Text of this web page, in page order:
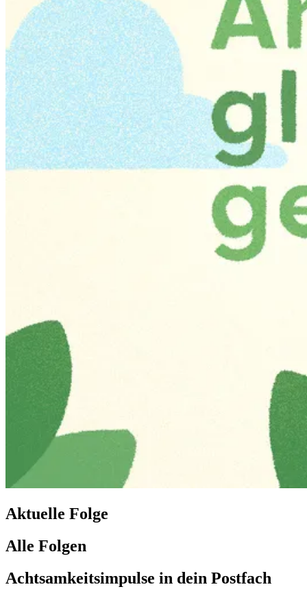
Aktuelle Folge
Alle Folgen
Achtsamkeitsimpulse in dein Postfach